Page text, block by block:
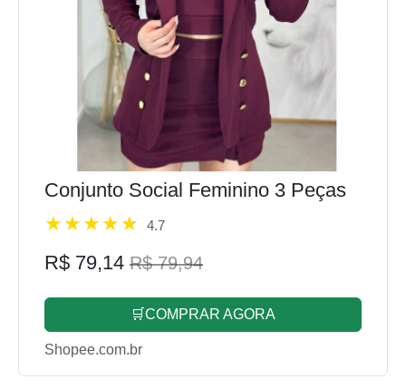
Conjunto Social Feminino 3 Peças
4.7
R$ 79,14 R$ 79,94
🛒COMPRAR AGORA
Shopee.com.br